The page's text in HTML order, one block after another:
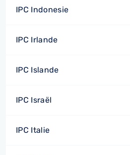
IPC Indonesie
IPC Irlande
IPC Islande
IPC Israël
IPC Italie